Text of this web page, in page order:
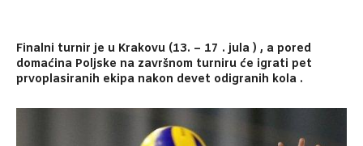
Finalni turnir je u Krakovu (13. – 17 . jula ) , a pored
domaćina Poljske na završnom turniru će igrati pet
prvoplasiranih ekipa nakon devet odigranih kola .